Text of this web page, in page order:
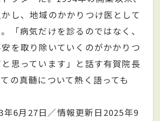
し、地域のかかりつけ医として
「病気だけを診るのではなく、
を取り除いていくのがかかりつ
思っています」と話す有賀院長
の真髄について熱く語っても
年6月27日／情報更新日2025年9